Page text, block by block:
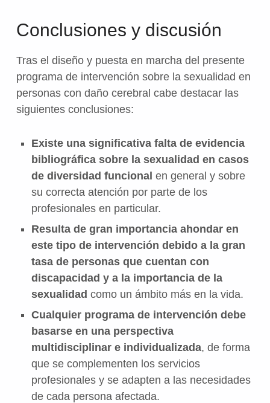
Conclusiones y discusión
Tras el diseño y puesta en marcha del presente
programa de intervención sobre la sexualidad en
personas con daño cerebral cabe destacar las
siguientes conclusiones:
Existe una significativa falta de evidencia
bibliográfica sobre la sexualidad en casos
de diversidad funcional en general y sobre
su correcta atención por parte de los
profesionales en particular.
Resulta de gran importancia ahondar en
este tipo de intervención debido a la gran
tasa de personas que cuentan con
discapacidad y a la importancia de la
sexualidad como un ámbito más en la vida.
Cualquier programa de intervención debe
basarse en una perspectiva
multidisciplinar e individualizada, de forma
que se complementen los servicios
profesionales y se adapten a las necesidades
de cada persona afectada.